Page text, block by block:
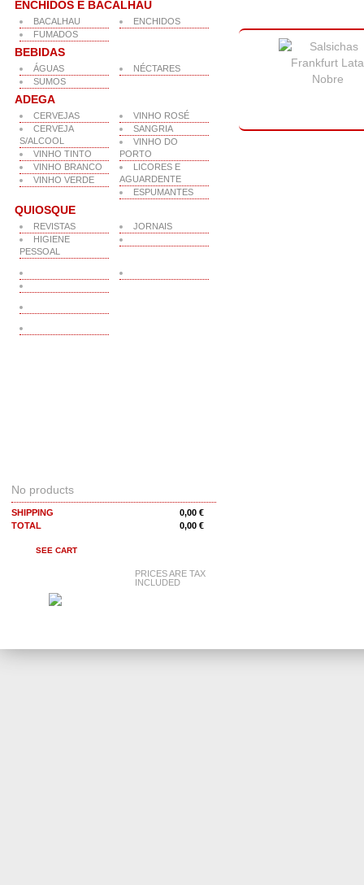
ENCHIDOS E BACALHAU
BACALHAU
FUMADOS
ENCHIDOS
BEBIDAS
ÁGUAS
SUMOS
NÉCTARES
ADEGA
CERVEJAS
CERVEJA
S/ALCOOL
VINHO TINTO
VINHO BRANCO
VINHO VERDE
VINHO ROSÉ
SANGRIA
VINHO DO
PORTO
LICORES E
AGUARDENTE
ESPUMANTES
QUIOSQUE
REVISTAS
HIGIENE
PESSOAL
JORNAIS
No products
SHIPPING
0,00 €
TOTAL
0,00 €
SEE CART
PRICES ARE TAX
INCLUDED